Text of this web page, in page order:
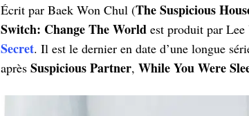
Écrit par Baek Won Chul (The Suspicious
Switch: Change The World est produit par
Secret. Il est le dernier en date d’une longue
après Suspicious Partner, While You Were